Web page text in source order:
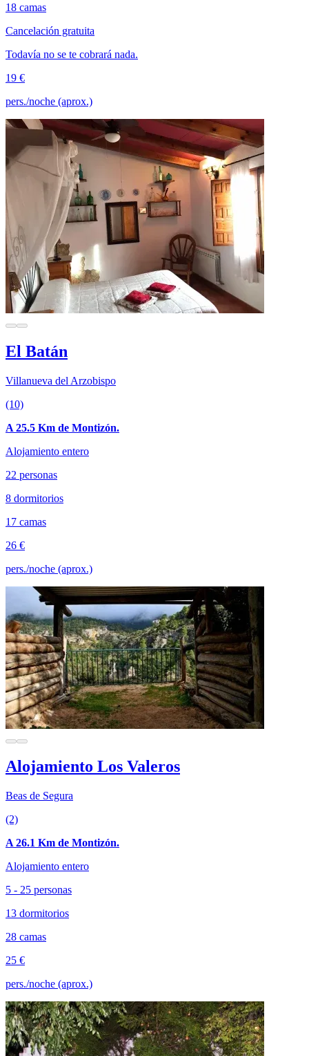
18 camas
Cancelación gratuita
Todavía no se te cobrará nada.
19 €
pers./noche (aprox.)
El Batán
Villanueva del Arzobispo
(10)
A 25.5 Km de Montizón.
Alojamiento entero
22 personas
8 dormitorios
17 camas
26 €
pers./noche (aprox.)
Alojamiento Los Valeros
Beas de Segura
(2)
A 26.1 Km de Montizón.
Alojamiento entero
5 - 25 personas
13 dormitorios
28 camas
25 €
pers./noche (aprox.)